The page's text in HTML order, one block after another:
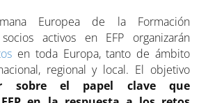
Europea de la Formación
activos en EFP organizarán
en toda Europa, tanto de ámbito
regional y local. El objetivo
sobre el papel clave que